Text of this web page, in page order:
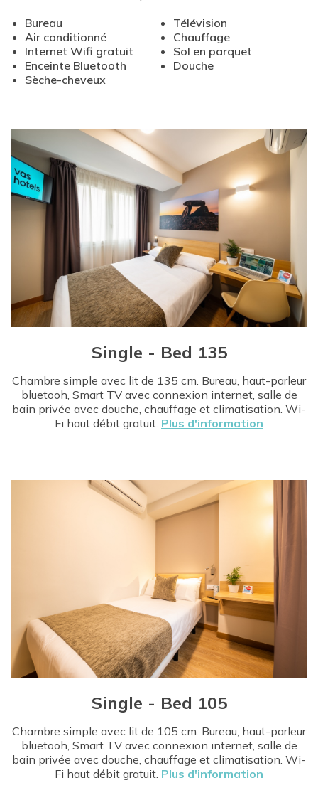
Bureau
Télévision
Air conditionné
Chauffage
Internet Wifi gratuit
Sol en parquet
Enceinte Bluetooth
Douche
Sèche-cheveux
Single - Bed 135
Chambre simple avec lit de 135 cm. Bureau, haut-parleur
bluetooh, Smart TV avec connexion internet, salle de
bain privée avec douche, chauffage et climatisation. Wi-
Fi haut débit gratuit. Plus d'information
Single - Bed 105
Chambre simple avec lit de 105 cm. Bureau, haut-parleur
bluetooh, Smart TV avec connexion internet, salle de
bain privée avec douche, chauffage et climatisation. Wi-
Fi haut débit gratuit. Plus d'information